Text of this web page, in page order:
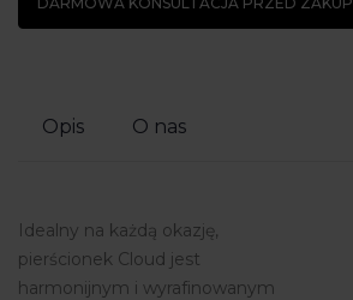
Opis O nas
Idealny na każdą okazję,
pierścionek Cloud jest
harmonijnym i wyrafinowanym